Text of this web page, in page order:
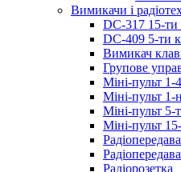
Вимикачи і
DC-317 15-ти
DC-409 5-ти
Вимикач
Групове
Міні-пульт
Міні-пульт
Міні-пульт
Міні-пульт
Радіорозетка